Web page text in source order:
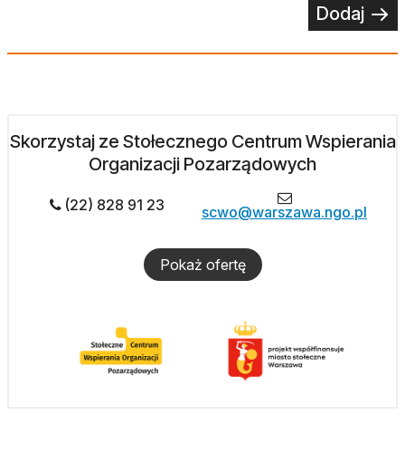
Dodaj
Skorzystaj ze Stołecznego Centrum Wspierania
Organizacji Pozarządowych
(22) 828 91 23 scwo@warszawa.ngo.pl
Pokaż ofertę